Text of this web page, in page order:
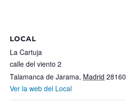
LOCAL
La Cartuja
calle del viento 2
Talamanca de Jarama, Madrid 28160
Ver la web del Local